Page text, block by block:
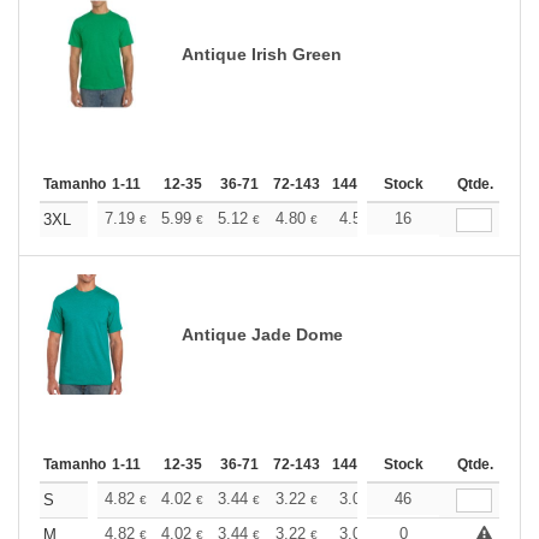
Antique Irish Green
Tamanho 1-11 12-35 36-71 72-143 144-287 288 + Mais
Stock Qtde.
3XL 7.19 € 5.99 € 5.12 € 4.80 € 4.56 4.51
16
Antique Jade Dome
Tamanho 1-11 12-35 36-71 72-143 144-287 288 + Mais
Stock Qtde.
S 4.82 € 4.02 € 3.44 € 3.22 € 3.06 3.03
46
M
4.82 € 4.02 € 3.44 € 3.22 € 3.06 3.03
0